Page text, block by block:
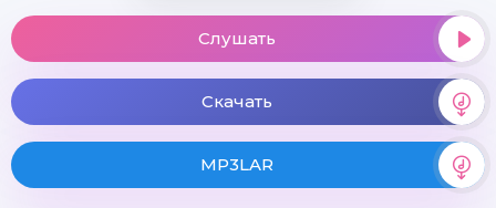
Слушать
Скачать
MP3LAR